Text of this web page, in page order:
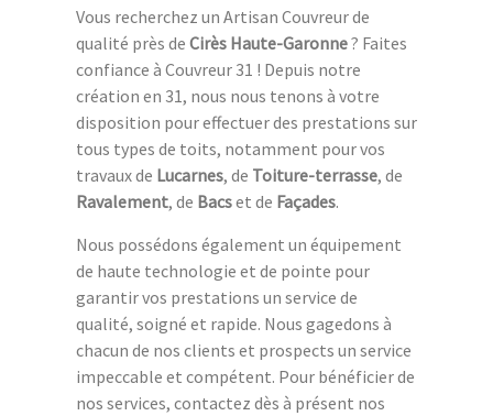
Vous recherchez un Artisan Couvreur de
qualité près de Cirès Haute-Garonne? Faites
confiance à Couvreur 31 ! Depuis notre
création en 31, nous nous tenons à votre
disposition pour effectuer des prestations sur
tous types de toits, notamment pour vos
travaux de Lucarnes, de Toiture-terrasse, de
Ravalement, de Bacset de Façades.
Nous possédons également un équipement
de haute technologie et de pointe pour
garantir vos prestations un service de
qualité, soigné et rapide. Nous gagedons à
chacun de nos clients et prospects un service
impeccable et compétent. Pour bénéficier de
nos services, contactez dès à présent nos